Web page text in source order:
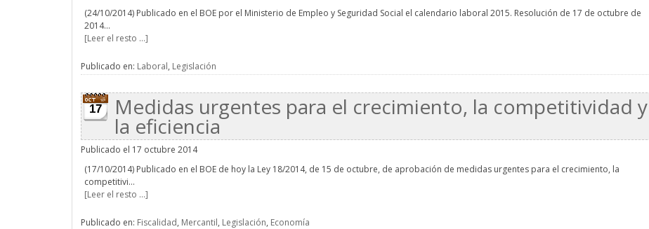
(24/10/2014) Publicado en el BOE por el Ministerio de Empleo y Seguridad Social el calendario laboral 2015. Resolución de 17 de octubre de
2014...
[Leer el resto ...]
Publicado en: Laboral, Legislación
17 Medidas urgentes para el crecimiento, la competitividad y
la eficiencia
Publicado el 17 octubre 2014
(17/10/2014) Publicado en el BOE de hoy la Ley 18/2014, de 15 de octubre, de aprobación de medidas urgentes para el crecimiento, la
competitivi...
[Leer el resto ...]
Publicado en: Fiscalidad, Mercantil, Legislación, Economía